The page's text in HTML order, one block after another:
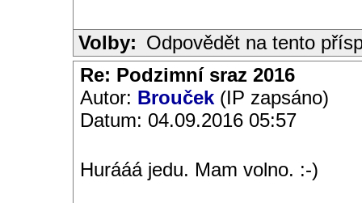
Volby: Odpovědět na tento
Re: Podzimní sraz 2016
Autor: Brouček (IP zapsáno)
Datum: 04.09.2016 05:57
Hurááá jedu. Mam volno. :-)